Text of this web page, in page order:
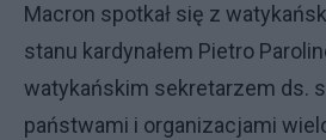
Macron spotkał się z
stanu kardynałem Pietro
watykańskim sekretarzem ds.
państwami i organizacjami